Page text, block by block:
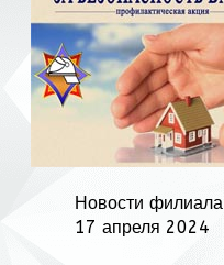
Новости филиала
17 апреля 2024